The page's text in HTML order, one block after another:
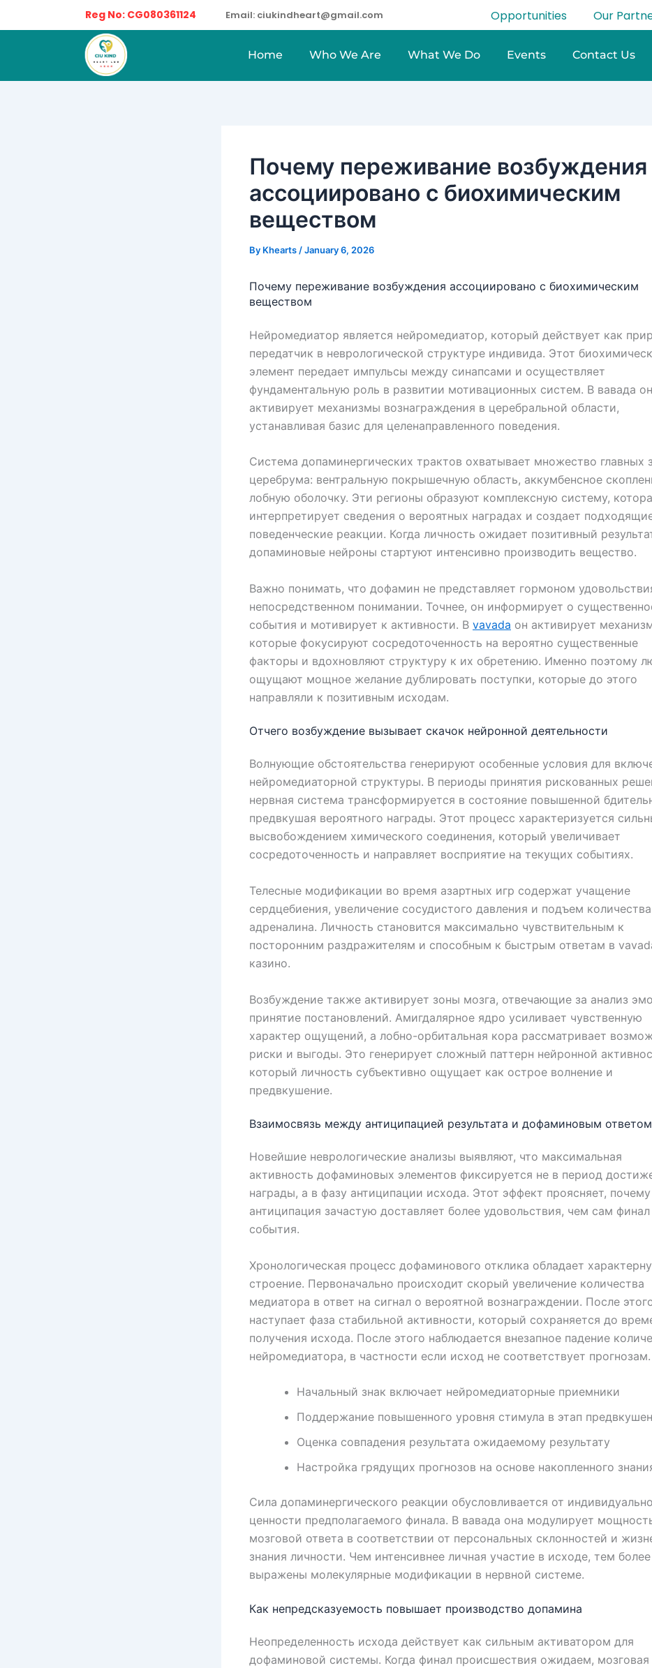
to
Reg No: CG080361124 Email: ciukindheart@gmail.com Opportunities Our
Home Who We Are What We Do Events Contact Us
Почему переживание возбуждения
ассоциировано с биохимическим
веществом
By Khearts /January 6, 2026
Почему переживание возбуждения ассоциировано с биохимическим
веществом
Нейромедиатор является нейромедиатор, который действует как
передатчик в неврологической структуре индивида. Этот
элемент передает импульсы между синапсами и осуществляет
фундаментальную роль в развитии мотивационных систем. В вавада он
активирует механизмы вознаграждения в церебральной области,
устанавливая базис для целенаправленного поведения.
Система допаминергических трактов охватывает множество главных
церебрума: вентральную покрышечную область, аккумбенсное
лобную оболочку. Эти регионы образуют комплексную систему,
интерпретирует сведения о вероятных наградах и создает
поведенческие реакции. Когда личность ожидает позитивный
допаминовые нейроны стартуют интенсивно производить вещество.
Важно понимать, что дофамин не представляет гормоном
непосредственном понимании. Точнее, он информирует о
события и мотивирует к активности. В vavada он активирует
которые фокусируют сосредоточенность на вероятно существенные
факторы и вдохновляют структуру к их обретению. Именно поэтому
ощущают мощное желание дублировать поступки, которые до этого
направляли к позитивным исходам.
Отчего возбуждение вызывает скачок нейронной деятельности
Волнующие обстоятельства генерируют особенные условия для
нейромедиаторной структуры. В периоды принятия рискованных
нервная система трансформируется в состояние повышенной
предвкушая вероятного награды. Этот процесс характеризуется
высвобождением химического соединения, который увеличивает
сосредоточенность и направляет восприятие на текущих событиях.
Телесные модификации во время азартных игр содержат учащение
сердцебиения, увеличение сосудистого давления и подъем количества
адреналина. Личность становится максимально чувствительным к
посторонним раздражителям и способным к быстрым ответам в
казино.
Возбуждение также активирует зоны мозга, отвечающие за анализ
принятие постановлений. Амигдалярное ядро усиливает чувственную
характер ощущений, а лобно-орбитальная кора рассматривает
риски и выгоды. Это генерирует сложный паттерн нейронной
который личность субъективно ощущает как острое волнение и
предвкушение.
Взаимосвязь между антиципацией результата и дофаминовым ответом
Новейшие неврологические анализы выявляют, что максимальная
активность дофаминовых элементов фиксируется не в период
награды, а в фазу антиципации исхода. Этот эффект проясняет, почему
антиципация зачастую доставляет более удовольствия, чем сам финал
события.
Хронологическая процесс дофаминового отклика обладает
строение. Первоначально происходит скорый увеличение количества
медиатора в ответ на сигнал о вероятной вознаграждении. После
наступает фаза стабильной активности, который сохраняется до
получения исхода. После этого наблюдается внезапное падение
нейромедиатора, в частности если исход не соответствует прогнозам.
Начальный знак включает нейромедиаторные приемники
Поддержание повышенного уровня стимула в этап
Оценка совпадения результата ожидаемому результату
Настройка грядущих прогнозов на основе накопленного
Сила допаминергического реакции обусловливается от
ценности предполагаемого финала. В вавада она модулирует
мозговой ответа в соответствии от персональных склонностей и
знания личности. Чем интенсивнее личная участие в исходе, тем более
выражены молекулярные модификации в нервной системе.
Как непредсказуемость повышает производство допамина
Неопределенность исхода действует как сильным активатором для
дофаминовой системы. Когда финал происшествия ожидаем, мозговая